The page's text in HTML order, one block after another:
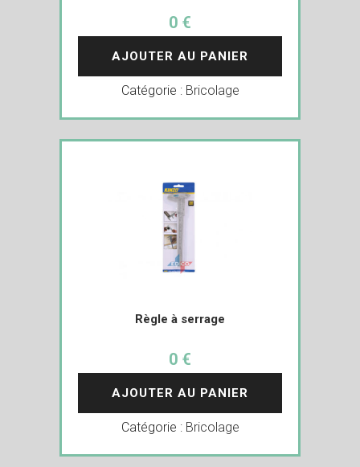
0 €
AJOUTER AU PANIER
Catégorie : Bricolage
Règle à serrage
0 €
AJOUTER AU PANIER
Catégorie : Bricolage